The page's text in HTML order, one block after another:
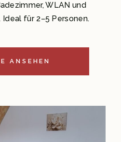
WLAN und
für 2–5 Personen.
ANSEHEN